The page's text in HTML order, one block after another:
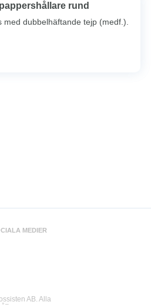
rund
med dubbelhäftande tejp (medf.).
MEDIER
AB. Alla